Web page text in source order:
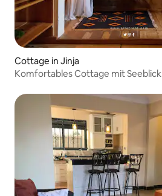
Cottage in Jinja
Komfortables Cottage mit Seeblick